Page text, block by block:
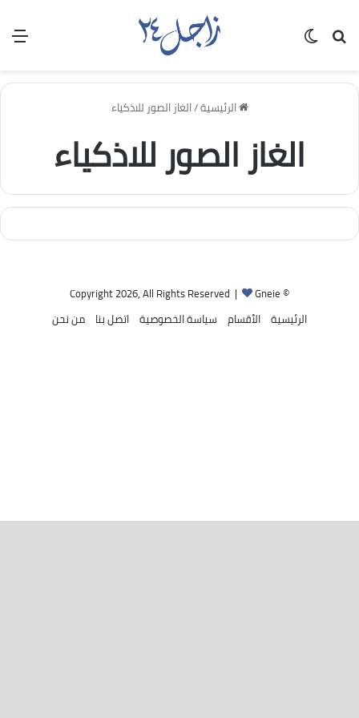
بحث عن
الرئيسية/الغاز الصور للاذكياء
الغاز الصور للاذكياء
© Copyright 2026, All Rights Reserved |
Gneie
الرئيسية الأقسام سياسة الخصوصية اتصل بنا من نحن